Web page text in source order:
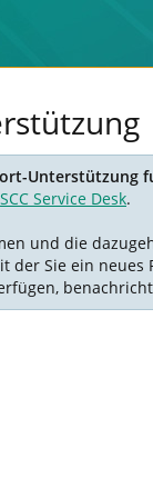
Unterstützung
SCC Service Desk.
und die
der Sie ein